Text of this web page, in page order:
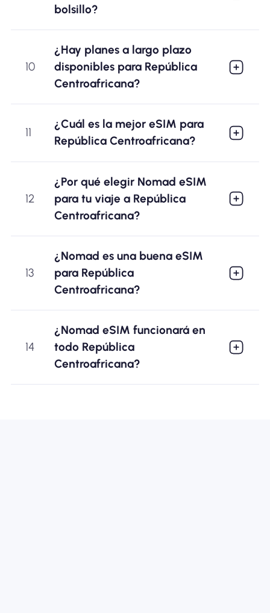
bolsillo?
10
¿Hay planes a largo plazo
disponibles para República
Centroafricana?
11
¿Cuál es la mejor eSIM para
República Centroafricana?
12
¿Por qué elegir Nomad eSIM
para tu viaje a República
Centroafricana?
13
¿Nomad es una buena eSIM
para República
Centroafricana?
14
¿Nomad eSIM funcionará en
todo República
Centroafricana?